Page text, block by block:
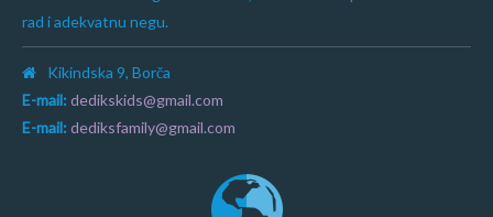
rad i adekvatnu negu.
Kikindska 9, Borča
E-mail: dedikskids@gmail.com
E-mail: dediksfamily@gmail.com